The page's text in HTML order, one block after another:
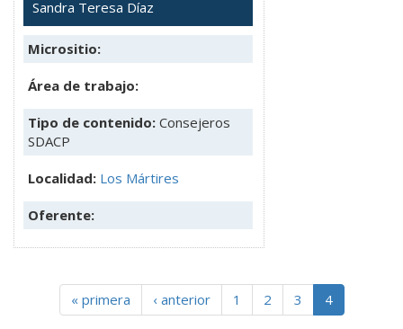
Sandra Teresa Díaz
Micrositio:
Área de trabajo:
Tipo de contenido: Consejeros
SDACP
Localidad: Los Mártires
Oferente:
« primera ‹ anterior 1 2 3 4